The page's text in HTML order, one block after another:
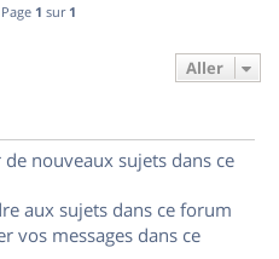
1 sur 1
Aller
nouveaux sujets dans ce
aux sujets dans ce forum
vos messages dans ce